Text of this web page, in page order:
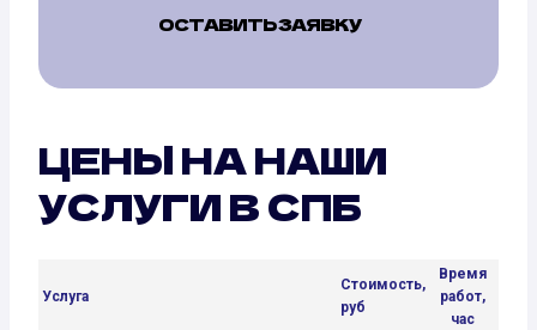
ОСТАВИТЬ ЗАЯВКУ
ЦЕНЫ НА НАШИ
УСЛУГИ В СПБ
Услуга
Стоимость,
руб
Время
работ,
час